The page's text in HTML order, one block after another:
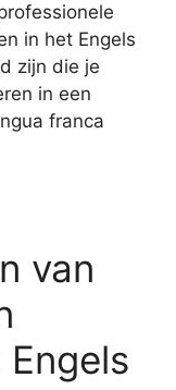
in het Engels
zijn die je
in een
franca
van